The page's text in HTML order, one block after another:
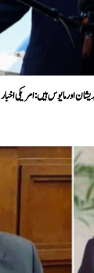
اور مایوس ہیں: امریکی اخبار